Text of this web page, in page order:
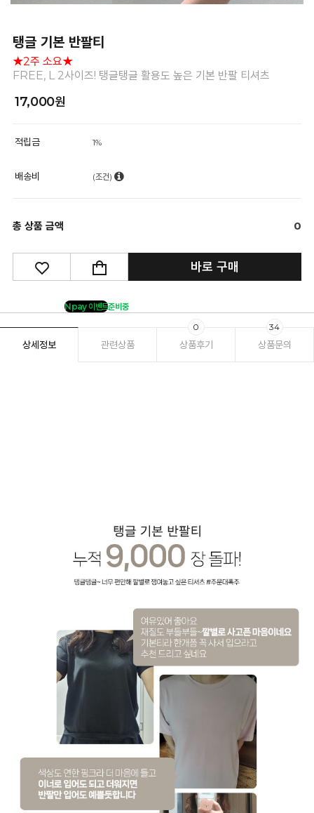
탱글 기본 반팔티
★2주 소요★
FREE, L 2사이즈! 탱글탱글 활용도 높은 기본 반팔 티셔츠
17,000원
적립금 1%
배송비 (조건)
총 상품 금액 0
바로 구매
Npay 이벤트준비중
상세정보 관련상품 상품후기
0
상품문의
34